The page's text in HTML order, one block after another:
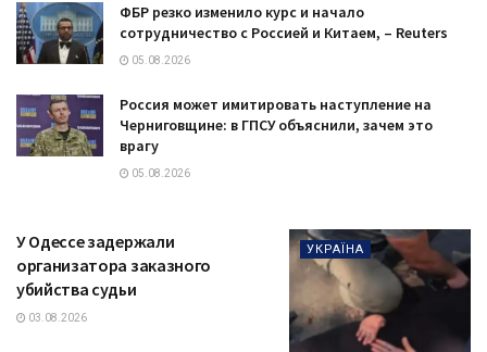
ФБР резко изменило курс и начало
сотрудничество с Россией и Китаем, – Reuters
05.08.2026
Россия может имитировать наступление на
Черниговщине: в ГПСУ объяснили, зачем это
врагу
05.08.2026
УКРАЇНА
У Одессе задержали
организатора заказного
убийства судьи
03.08.2026